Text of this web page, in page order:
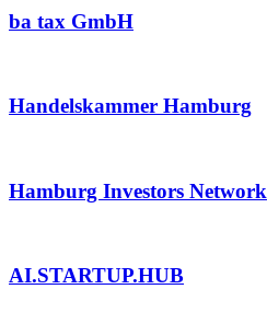
ba tax GmbH
Handelskammer Hamburg
Hamburg Investors Network
AI.STARTUP.HUB